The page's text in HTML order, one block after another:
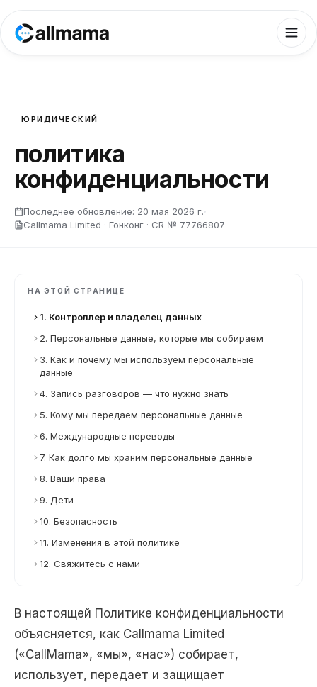
ЮРИДИЧЕСКИЙ
политика
конфиденциальности
Последнее обновление: 20 мая 2026 г.
Callmama Limited · Гонконг · CR № 77766807
НА ЭТОЙ СТРАНИЦЕ
1. Контроллер и владелец данных
2. Персональные данные, которые мы собираем
3. Как и почему мы используем персональные
данные
4. Запись разговоров — что нужно знать
5. Кому мы передаем персональные данные
6. Международные переводы
7. Как долго мы храним персональные данные
8. Ваши права
9. Дети
10. Безопасность
11. Изменения в этой политике
12. Свяжитесь с нами
В настоящей Политике конфиденциальности
объясняется, как Callmama Limited
(«CallMama», «мы», «нас») собирает,
использует, передает и защищает